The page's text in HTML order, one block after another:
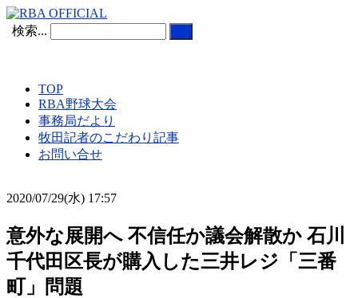
検索...
TOP
RBA野球大会
事務局だより
牧田記者のこだわり記事
お問い合せ
2020/07/29(水) 17:57
意外な展開へ 不信任か議会解散か 石川
千代田区長が購入した三井レジ「三番
町」問題